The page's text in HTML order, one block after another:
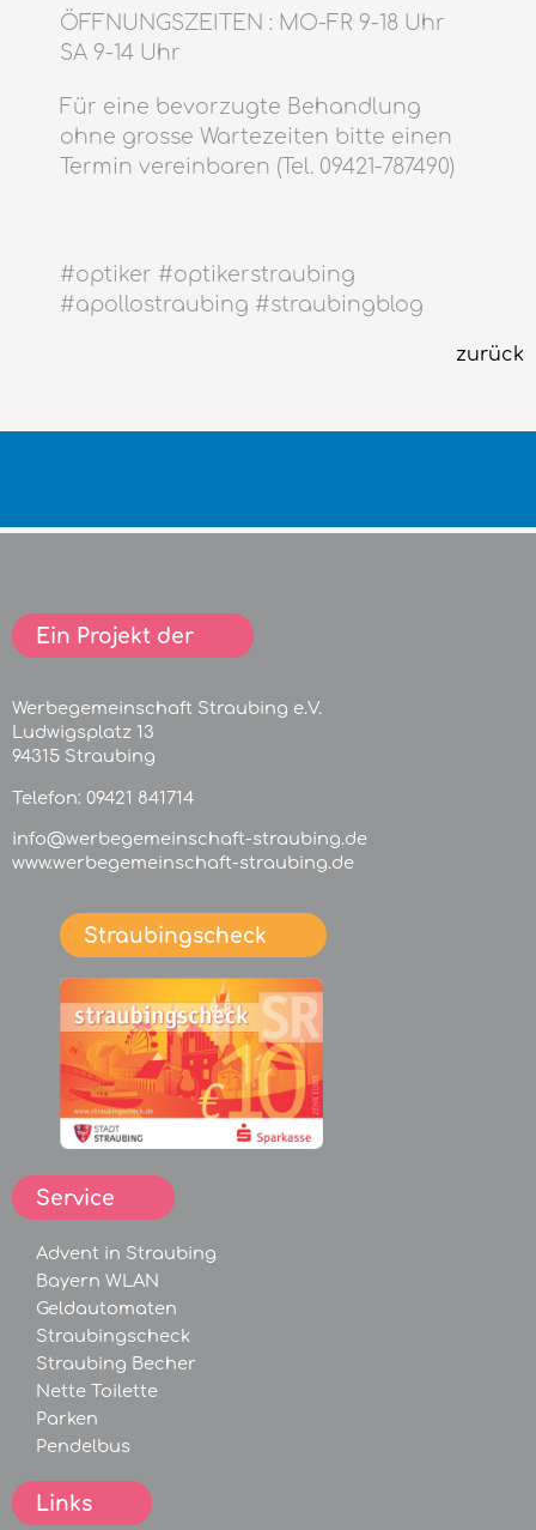
ÖFFNUNGSZEITEN : MO-FR 9-18 Uhr
SA 9-14 Uhr
Für eine bevorzugte Behandlung
ohne grosse Wartezeiten bitte einen
Termin vereinbaren (Tel. 09421-787490)
#optiker #optikerstraubing
#apollostraubing #straubingblog
zurück
Ein Projekt der
Werbegemeinschaft Straubing e.V.
Ludwigsplatz 13
94315 Straubing
Telefon: 09421 841714
info@werbegemeinschaft-straubing.de
www.werbegemeinschaft-straubing.de
Straubingscheck
Service
Advent in Straubing
Bayern WLAN
Geldautomaten
Straubingscheck
Straubing Becher
Nette Toilette
Parken
Pendelbus
Links